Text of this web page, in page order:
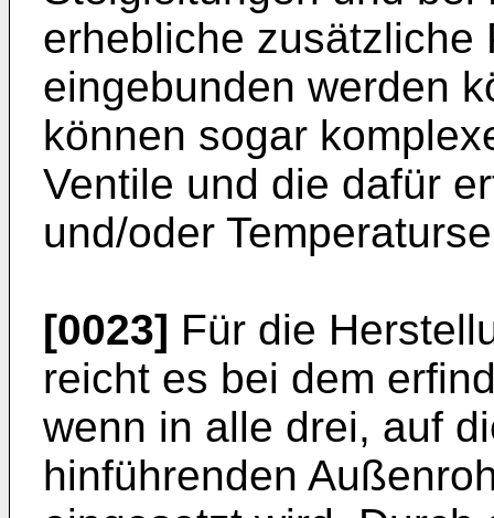
erhebliche zusätzliche
eingebunden werden
können sogar
Ventile und die dafür
und/oder
[0023] Für die
reicht es bei dem
wenn in alle drei, auf
hinführenden